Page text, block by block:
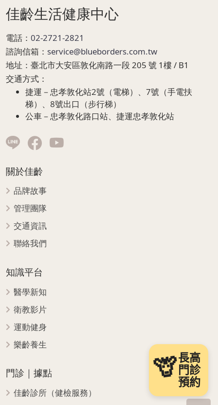
🦒長高
門診
預約
佳齡生活健康中心
電話： 02-2721-2821
諮詢信箱： service@blueborders.com.tw
地址： 臺北市大安區敦化南路一段 205 號 1樓 / B1
交通方式：
捷運－忠孝敦化站2號（電梯）、7號（手電扶
梯）、8號出口（步行梯）
公車－忠孝敦化路口站、捷運忠孝敦化站
關於佳齡
品牌故事
管理團隊
交通資訊
聯絡我們
知識平台
醫學新知
衛教影片
運動健身
樂齡養生
門診｜據點
佳齡診所（健檢服務）